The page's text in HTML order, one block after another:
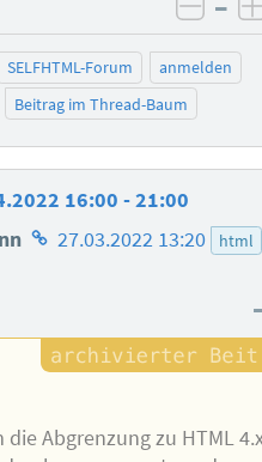
SELFHTML-Forum
anmelden
Beitrag im Thread-Baum
16:00 - 21:00
Homepage
27.03.2022 13:20
html
die Abgrenzung zu HTML